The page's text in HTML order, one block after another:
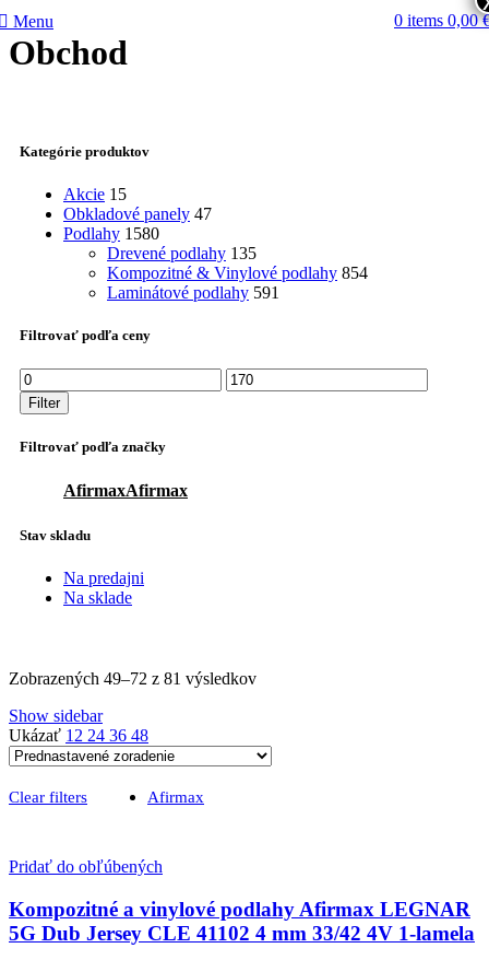
Menu 0 items 0,00
Obchod
Kategórie produktov
Akcie 15
Obkladové panely 47
Podlahy 1580
Drevené podlahy 135
Kompozitné & Vinylové podlahy 854
Laminátové podlahy 591
Filtrovať podľa ceny
Minimálna
cena
Maximálna
cena
Filter
Filtrovať podľa značky
AfirmaxAfirmax
Stav skladu
Na predajni
Na sklade
Zobrazených 49–72 z 81 výsledkov
Show sidebar
Ukázať 12 24 36 48
Clear filters Afirmax
Pridať do obľúbených
Kompozitné a vinylové podlahy Afirmax LEGNAR
5G Dub Jersey CLE 41102 4 mm 33/42 4V 1-lamela